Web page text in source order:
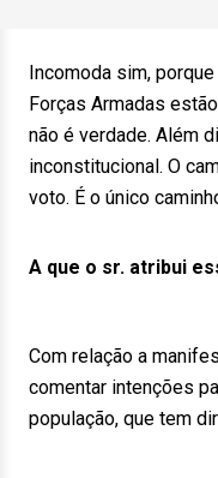
Incomoda sim,
Forças Armadas
não é verdade. Além
inconstitucional. O
voto. É o único
A que o sr. atribui
Com relação a
comentar intenções
população, que tem